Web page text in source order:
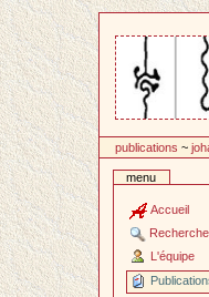
contenu
publications ~
menu
Accueil
Recherche
L'équipe